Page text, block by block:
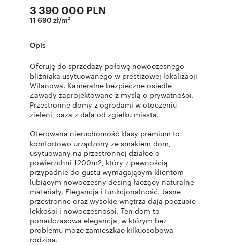
3 390 000 PLN
11 690 zł/m2
Opis
Oferuję do sprzedaży połowę nowoczesnego
bliżniaka usytuowanego w prestiżowej lokalizacji
Wilanowa. Kameralne bezpieczne osiedle
Zawady zaprojektowane z myślą o prywatności.
Przestronne domy z ogrodami w otoczeniu
zieleni, oaza z dala od zgiełku miasta.
Oferowana nieruchomość klasy premium to
komfortowo urządzony ze smakiem dom,
usytuowany na przestronnej działce o
powierzchni 1200m2, który z pewnością
przypadnie do gustu wymagającym klientom
lubiącym nowoczesny desing łaczący naturalne
materiały. Elegancja i funkcjonalność. Jasne
przestronne oraz wysokie wnętrza dają poczucie
lekkości i nowoczesności. Ten dom to
ponadczasowa elegancja, w którym bez
problemu może zamieszkać kilkuosobowa
rodzina.